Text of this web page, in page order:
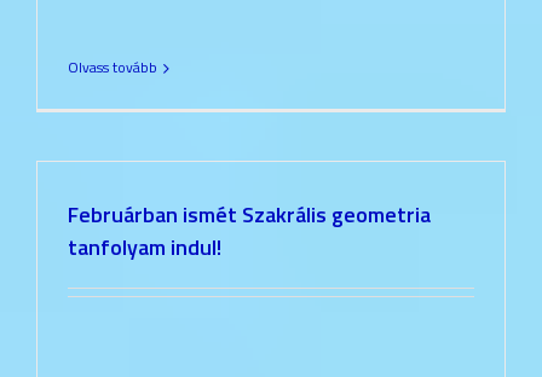
Olvass tovább
Februárban ismét Szakrális geometria
tanfolyam indul!